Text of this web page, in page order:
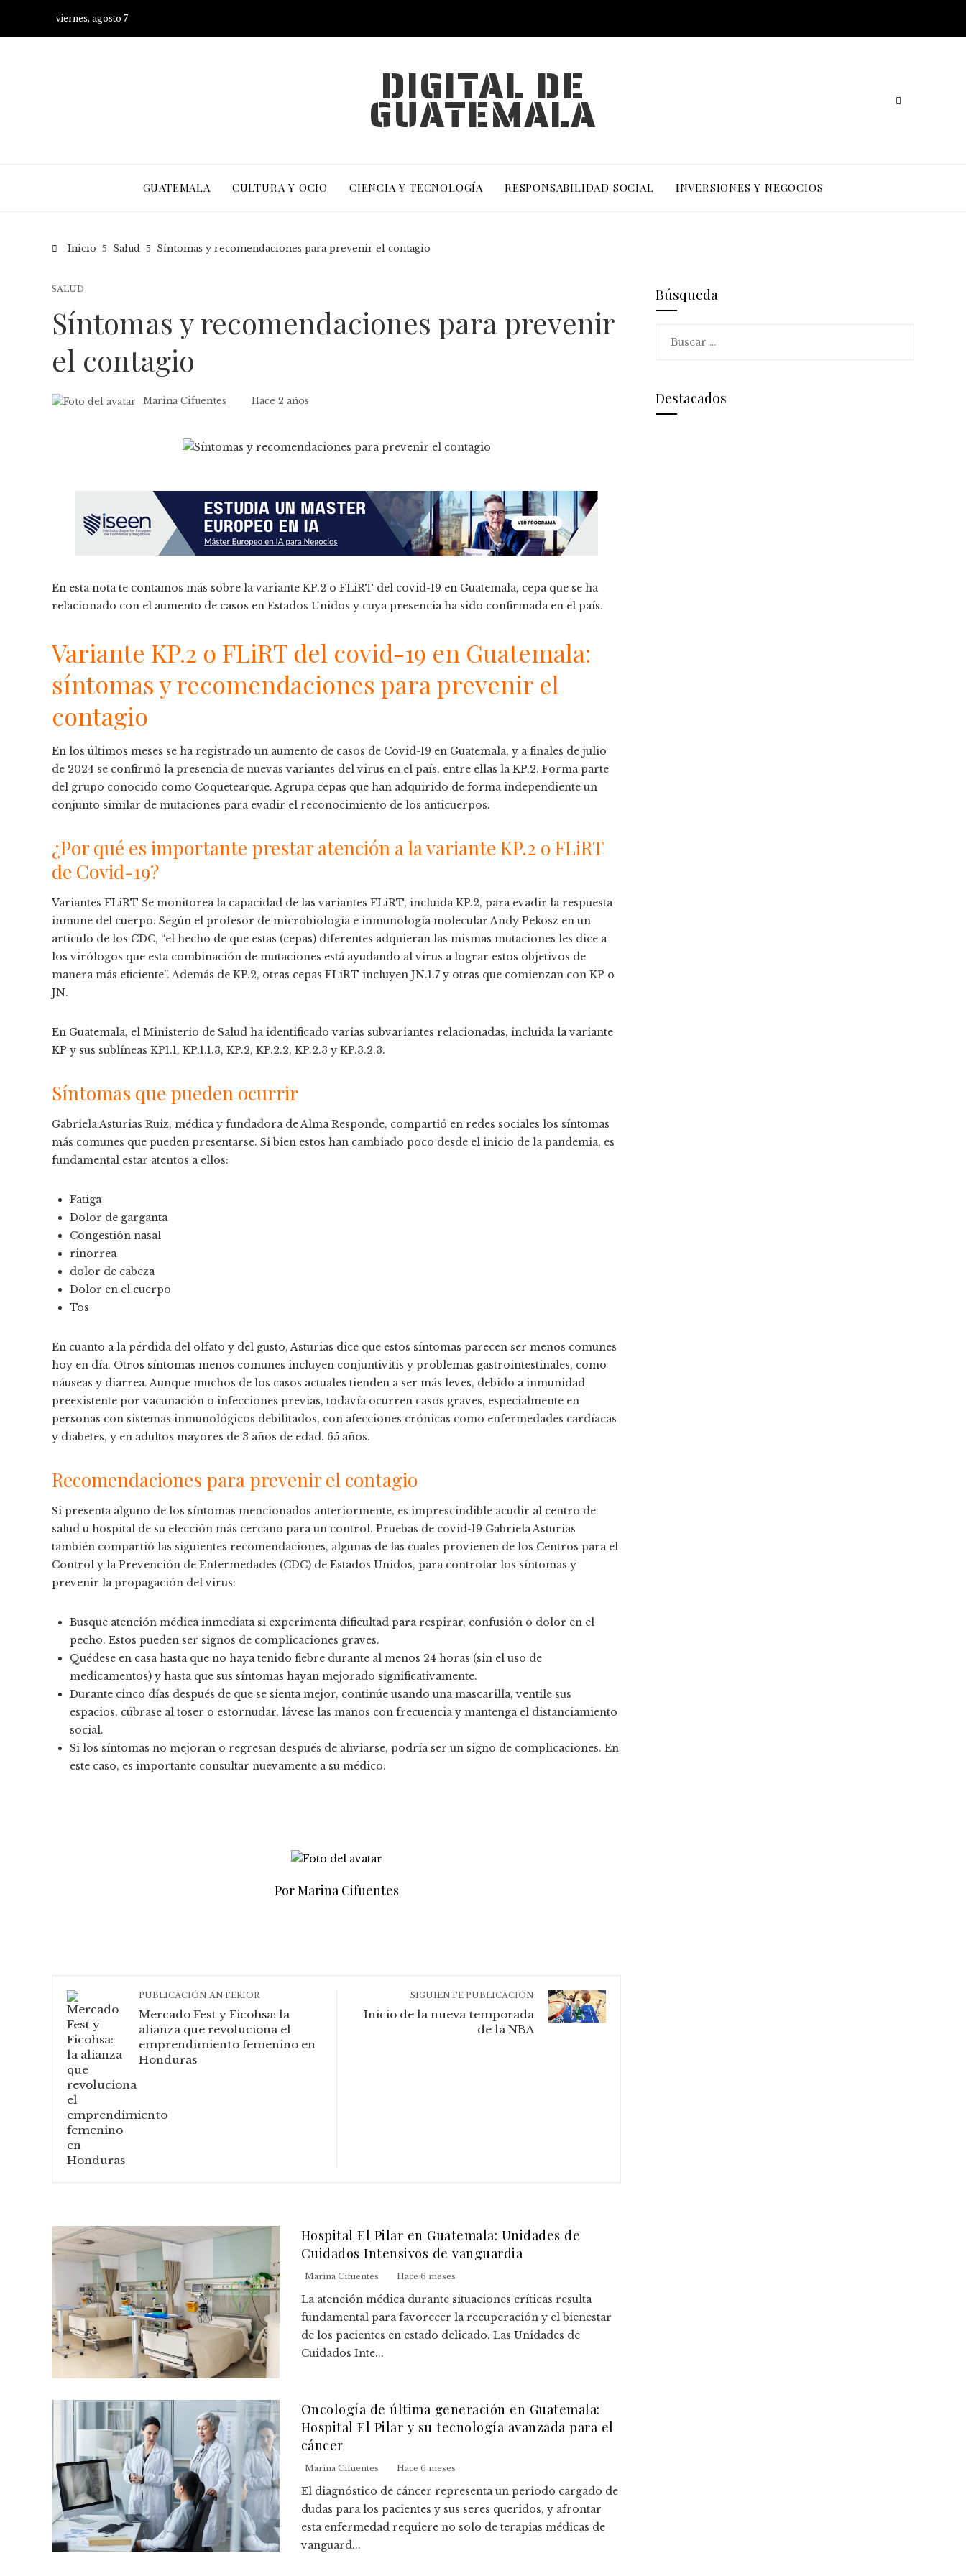
viernes, agosto 7
DIGITAL DE
GUATEMALA
GUATEMALA CULTURA Y OCIO CIENCIA Y TECNOLOGÍA RESPONSABILIDAD SOCIAL INVERSIONES Y NEGOCIOS
Inicio Salud Síntomas y recomendaciones para prevenir el contagio
SALUD
Síntomas y recomendaciones para prevenir
el contagio
Marina Cifuentes Hace 2 años
En esta nota te contamos más sobre la variante KP.2 o FLiRT del covid-19 en Guatemala, cepa que se ha
relacionado con el aumento de casos en Estados Unidos y cuya presencia ha sido confirmada en el país.
Variante KP.2 o FLiRT del covid-19 en Guatemala:
síntomas y recomendaciones para prevenir el
contagio
En los últimos meses se ha registrado un aumento de casos de Covid-19 en Guatemala, y a finales de julio
de 2024 se confirmó la presencia de nuevas variantes del virus en el país, entre ellas la KP.2. Forma parte
del grupo conocido como Coquetearque. Agrupa cepas que han adquirido de forma independiente un
conjunto similar de mutaciones para evadir el reconocimiento de los anticuerpos.
¿Por qué es importante prestar atención a la variante KP.2 o FLiRT
de Covid-19?
Variantes FLiRT Se monitorea la capacidad de las variantes FLiRT, incluida KP.2, para evadir la respuesta
inmune del cuerpo. Según el profesor de microbiología e inmunología molecular Andy Pekosz en un
artículo de los CDC, “el hecho de que estas (cepas) diferentes adquieran las mismas mutaciones les dice a
los virólogos que esta combinación de mutaciones está ayudando al virus a lograr estos objetivos de
manera más eficiente”. Además de KP.2, otras cepas FLiRT incluyen JN.1.7 y otras que comienzan con KP o
JN.
En Guatemala, el Ministerio de Salud ha identificado varias subvariantes relacionadas, incluida la variante
KP y sus sublíneas KP1.1, KP.1.1.3, KP.2, KP.2.2, KP.2.3 y KP.3.2.3.
Síntomas que pueden ocurrir
Gabriela Asturias Ruiz, médica y fundadora de Alma Responde, compartió en redes sociales los síntomas
más comunes que pueden presentarse. Si bien estos han cambiado poco desde el inicio de la pandemia, es
fundamental estar atentos a ellos:
Fatiga
Dolor de garganta
Congestión nasal
rinorrea
dolor de cabeza
Dolor en el cuerpo
Tos
En cuanto a la pérdida del olfato y del gusto, Asturias dice que estos síntomas parecen ser menos comunes
hoy en día. Otros síntomas menos comunes incluyen conjuntivitis y problemas gastrointestinales, como
náuseas y diarrea. Aunque muchos de los casos actuales tienden a ser más leves, debido a inmunidad
preexistente por vacunación o infecciones previas, todavía ocurren casos graves, especialmente en
personas con sistemas inmunológicos debilitados, con afecciones crónicas como enfermedades cardíacas
y diabetes, y en adultos mayores de 3 años de edad. 65 años.
Recomendaciones para prevenir el contagio
Si presenta alguno de los síntomas mencionados anteriormente, es imprescindible acudir al centro de
salud u hospital de su elección más cercano para un control. Pruebas de covid-19 Gabriela Asturias
también compartió las siguientes recomendaciones, algunas de las cuales provienen de los Centros para el
Control y la Prevención de Enfermedades (CDC) de Estados Unidos, para controlar los síntomas y
prevenir la propagación del virus:
Busque atención médica inmediata si experimenta dificultad para respirar, confusión o dolor en el
pecho. Estos pueden ser signos de complicaciones graves.
Quédese en casa hasta que no haya tenido fiebre durante al menos 24 horas (sin el uso de
medicamentos) y hasta que sus síntomas hayan mejorado significativamente.
Durante cinco días después de que se sienta mejor, continúe usando una mascarilla, ventile sus
espacios, cúbrase al toser o estornudar, lávese las manos con frecuencia y mantenga el distanciamiento
social.
Si los síntomas no mejoran o regresan después de aliviarse, podría ser un signo de complicaciones. En
este caso, es importante consultar nuevamente a su médico.
Por Marina Cifuentes
PUBLICACIÓN ANTERIOR
Mercado Fest y Ficohsa: la
alianza que revoluciona el
emprendimiento femenino en
Honduras
SIGUIENTE PUBLICACIÓN
Inicio de la nueva temporada
de la NBA
Hospital El Pilar en Guatemala: Unidades de
Cuidados Intensivos de vanguardia
Marina Cifuentes Hace 6 meses
La atención médica durante situaciones críticas resulta
fundamental para favorecer la recuperación y el bienestar
de los pacientes en estado delicado. Las Unidades de
Cuidados Inte...
Oncología de última generación en Guatemala:
Hospital El Pilar y su tecnología avanzada para el
cáncer
Marina Cifuentes Hace 6 meses
El diagnóstico de cáncer representa un periodo cargado de
dudas para los pacientes y sus seres queridos, y afrontar
esta enfermedad requiere no solo de terapias médicas de
vanguard...
Búsqueda
Destacados